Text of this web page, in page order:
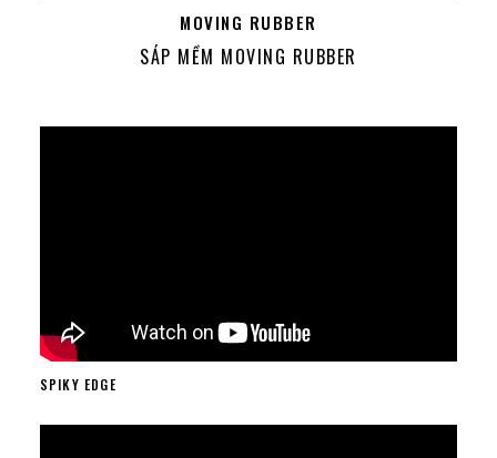
MOVING RUBBER
SÁP MỀM MOVING RUBBER
SPIKY EDGE